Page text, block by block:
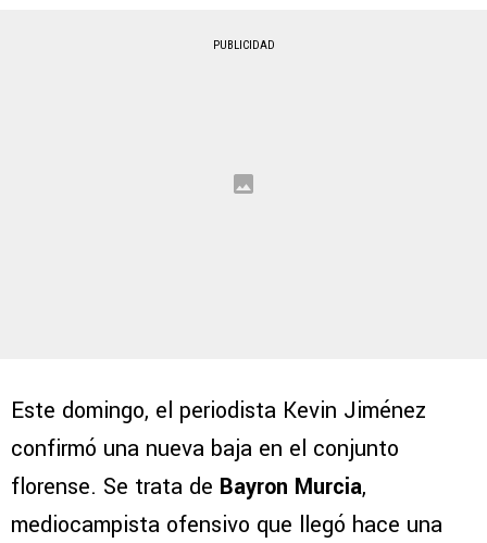
PUBLICIDAD
Este domingo, el periodista Kevin Jiménez
confirmó una nueva baja en el conjunto
florense. Se trata de Bayron Murcia,
mediocampista ofensivo que llegó hace una